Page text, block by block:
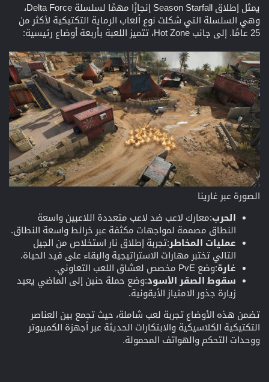
يمثل إطلاق Season Starfall إنجازًا مهمًا لسلسلة Delta Force،
وهي السلسلة التي شكلت نوع ألعاب الرماية التكتيكية لأكثر من
25 عامًا. إلى جانب Hot Zone، تتميز اللعبة بأربعة أوضاع رئيسية:
الصورة عبر غارينا
الحرب:معارك لاعب ضد لاعب متعددة اللاعبين واسعة
النطاق مصممة لمواجهات مكثفة عبر خرائط واسعة النطاق.
عمليات المخاطر :تجربة إطلاق نار استخلاص من الجيل
التالي تختبر مهارات الاستراتيجية والبقاء على قيد الحياة.
غارة:وضع PvE مخصص لعشاق اللعب التعاوني.
سقوط الصقر الأسود:وضع حملة حنين إلى الماضي يعيد
زيارة جذور الامتياز الأيقونية.
تضمن هذه الأوضاع تجربة لعب شاملة، حيث تجمع بين العناصر
التكتيكية الكلاسيكية والابتكارات الحديثة عبر أجهزة الكمبيوتر
ووحدات التحكم والهواتف المحمولة.